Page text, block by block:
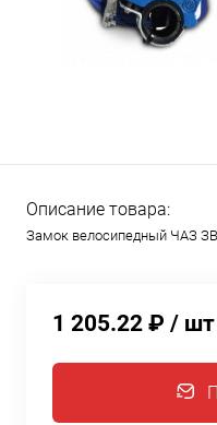
Описание товара:
Замок велосипедный ЧАЗ
1 205.22 ₽ / шт